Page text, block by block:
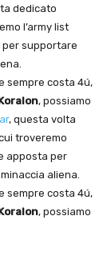
dedicato
l’army list
supportare
sempre costa 4ú,
, possiamo
, questa volta
troveremo
apposta per
aliena.
sempre costa 4ú,
, possiamo